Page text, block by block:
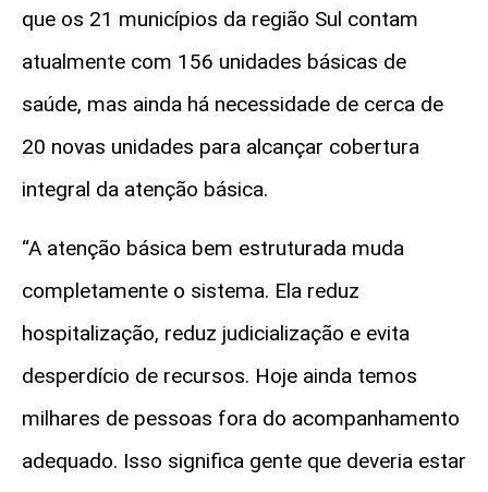
que os 21 municípios da região Sul contam
atualmente com 156 unidades básicas de
saúde, mas ainda há necessidade de cerca de
20 novas unidades para alcançar cobertura
integral da atenção básica.
“A atenção básica bem estruturada muda
completamente o sistema. Ela reduz
hospitalização, reduz judicialização e evita
desperdício de recursos. Hoje ainda temos
milhares de pessoas fora do acompanhamento
adequado. Isso significa gente que deveria estar